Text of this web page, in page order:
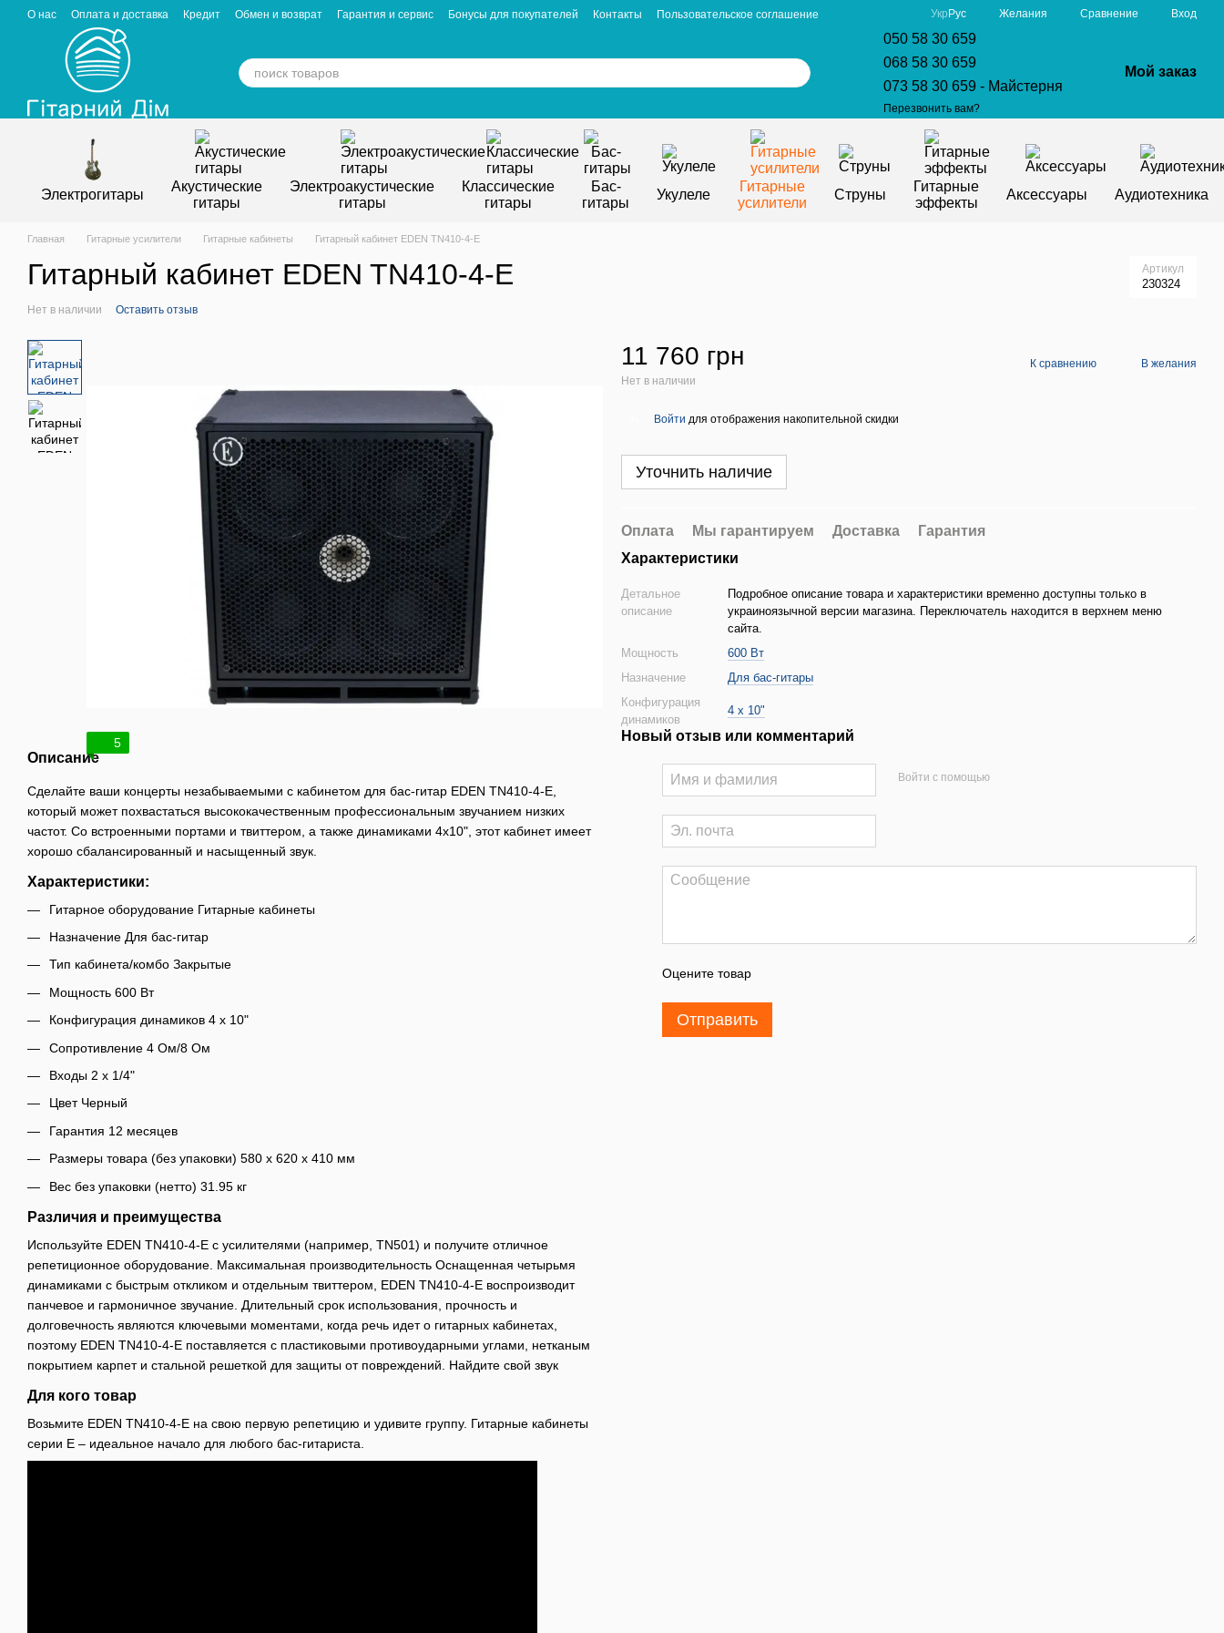
Перейти к основному контенту
О нас Оплата и доставка Кредит Обмен и возврат Гарантия и сервис Бонусы для покупателей Контакты
Пользовательское соглашение
Отзывы о магазине
Укр Рус Желания Сравнение Вход
050 58 30 659
068 58 30 659
073 58 30 659 - Майстерня
Перезвонить вам?
Мой заказ
Электрогитары
Акустические
гитары
Электроакустические
гитары
Классические
гитары
Бас-
гитары
Укулеле
Гитарные
усилители
Струны
Гитарные
эффекты
Аксессуары Аудиотехника
Главная Гитарные усилители Гитарные кабинеты Гитарный кабинет EDEN TN410-4-E
Гитарный кабинет EDEN TN410-4-E Артикул
230324
Нет в наличии Оставить отзыв
5
Описание
Сделайте ваши концерты незабываемыми с кабинетом для бас-гитар EDEN TN410-4-E,
который может похвастаться высококачественным профессиональным звучанием низких
частот. Со встроенными портами и твиттером, а также динамиками 4x10", этот кабинет имеет
хорошо сбалансированный и насыщенный звук.
Характеристики:
Гитарное оборудование Гитарные кабинеты
Назначение Для бас-гитар
Тип кабинета/комбо Закрытые
Мощность 600 Вт
Конфигурация динамиков 4 x 10"
Сопротивление 4 Ом/8 Ом
Входы 2 x 1/4"
Цвет Черный
Гарантия 12 месяцев
Размеры товара (без упаковки) 580 x 620 x 410 мм
Вес без упаковки (нетто) 31.95 кг
Различия и преимущества
Используйте EDEN TN410-4-E с усилителями (например, TN501) и получите отличное
репетиционное оборудование. Максимальная производительность Оснащенная четырьмя
динамиками с быстрым откликом и отдельным твиттером, EDEN TN410-4-E воспроизводит
панчевое и гармоничное звучание. Длительный срок использования, прочность и
долговечность являются ключевыми моментами, когда речь идет о гитарных кабинетах,
поэтому EDEN TN410-4-E поставляется с пластиковыми противоударными углами, нетканым
покрытием карпет и стальной решеткой для защиты от повреждений. Найдите свой звук
Для кого товар
Возьмите EDEN TN410-4-E на свою первую репетицию и удивите группу. Гитарные кабинеты
серии E – идеальное начало для любого бас-гитариста.
11 760 грн
Нет в наличии
К сравнению В желания
Войти для отображения накопительной скидки
Уточнить наличие
Оплата Мы гарантируем Доставка
Гарантия
Характеристики
Детальное
описание
Подробное описание товара и характеристики временно доступны только в
украиноязычной версии магазина. Переключатель находится в верхнем меню
сайта.
Мощность
600 Вт
Назначение
Для бас-гитары
Конфигурация
динамиков
4 х 10"
Новый отзыв или комментарий
Войти с помощью
Оцените товар
Отправить